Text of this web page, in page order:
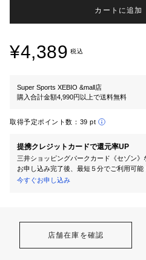
カートに追加
¥4,389 税込
Super Sports XEBIO &mall店
購入合計金額4,990円以上で送料無料
取得予定ポイント数： 39 pt
提携クレジットカードで還元率UP
三井ショッピングパークカード《セゾン》
お申し込み完了後、最短５分でご利用可能
今すぐお申し込み
店舗在庫を確認